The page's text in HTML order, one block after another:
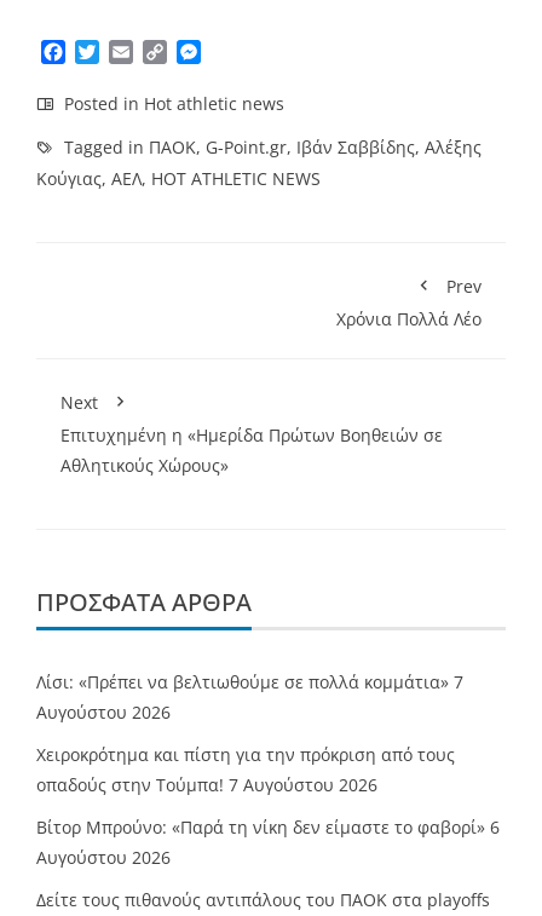
Facebook
TwitterEmailCopy
Posted in Hot athletic news
Tagged in ΠΑΟΚ, G-Point.gr, Ιβάν Σαββίδης, Αλέξης
Κούγιας, ΑΕΛ, HOT ATHLETIC NEWS
Prev
Χρόνια Πολλά Λέο
Next
Επιτυχημένη η «Ημερίδα Πρώτων Βοηθειών σε
Αθλητικούς Χώρους»
ΠΡΌΣΦΑΤΑ ΆΡΘΡΑ
Λίσι: «Πρέπει να βελτιωθούμε σε πολλά κομμάτια» 7
Αυγούστου 2026
Χειροκρότημα και πίστη για την πρόκριση από τους
οπαδούς στην Τούμπα! 7 Αυγούστου 2026
Βίτορ Μπρούνο: «Παρά τη νίκη δεν είμαστε το φαβορί» 6
Αυγούστου 2026
Δείτε τους πιθανούς αντιπάλους του ΠΑΟΚ στα playoffs